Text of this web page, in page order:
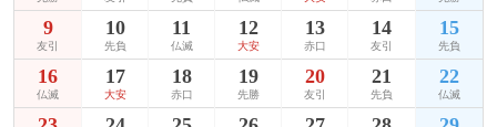
9
友引
10
先負
11
仏滅
12
大安
13
赤口
14
友引
15
先負
16
仏滅
17
大安
18
赤口
19
先勝
20
友引
21
先負
22
仏滅